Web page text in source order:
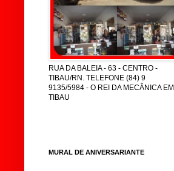
RUA DA BALEIA - 63 - CENTRO -
TIBAU/RN. TELEFONE (84) 9
9135/5984 - O REI DA MECÂNICA EM
TIBAU
MURAL DE ANIVERSARIANTE